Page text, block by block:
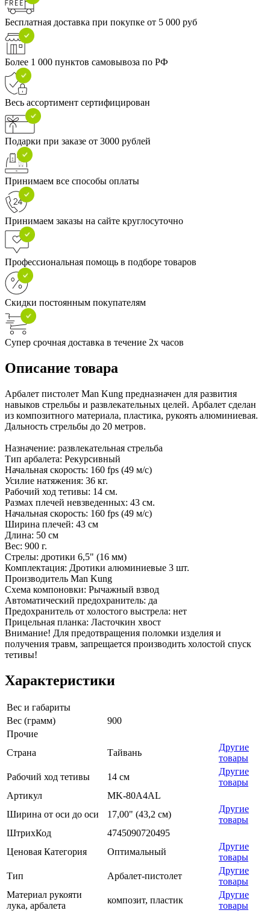
Бесплатная доставка при покупке от 5 000 руб
Более 1 000 пунктов самовывоза по РФ
Весь ассортимент сертифицирован
Подарки при заказе от 3000 рублей
Принимаем все способы оплаты
Принимаем заказы на сайте круглосуточно
Профессиональная помощь в подборе товаров
Скидки постоянным покупателям
Супер срочная доставка в течение 2х часов
Описание товара
Арбалет пистолет Man Kung предназначен для развития
навыков стрельбы и развлекательных целей. Арбалет сделан
из композитного материала, пластика, рукоять алюминиевая.
Дальность стрельбы до 20 метров.
Назначение: развлекательная стрельба
Тип арбалета: Рекурсивный
Начальная скорость: 160 fps (49 м/с)
Усилие натяжения: 36 кг.
Рабочий ход тетивы: 14 см.
Размах плечей невзведенных: 43 см.
Начальная скорость: 160 fps (49 м/с)
Ширина плечей: 43 см
Длина: 50 см
Вес: 900 г.
Стрелы: дротики 6,5" (16 мм)
Комплектация: Дротики алюминиевые 3 шт.
Производитель Man Kung
Схема компоновки: Рычажный взвод
Автоматический предохранитель: да
Предохранитель от холостого выстрела: нет
Прицельная планка: Ласточкин хвост
Внимание! Для предотвращения поломки изделия и
получения травм, запрещается производить холостой спуск
тетивы!
Характеристики
Вес и габариты
Вес (грамм)
900
Прочие
Страна
Тайвань
Другие
товары
Рабочий ход тетивы
14 см
Другие
товары
Артикул
MK-80A4AL
Ширина от оси до оси
17,00" (43,2 см)
Другие
товары
ШтрихКод
4745090720495
Ценовая Категория
Оптимальный
Другие
товары
Тип
Арбалет-пистолет
Другие
товары
Материал рукояти
лука, арбалета
композит, пластик
Другие
товары